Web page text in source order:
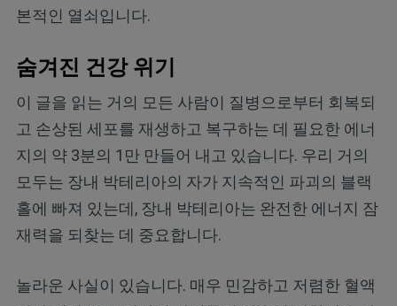
본적인 열쇠입니다.
숨겨진 건강 위기
이 글을 읽는 거의 모든 사람이 질병으로부터 회복되
고 손상된 세포를 재생하고 복구하는 데 필요한 에너
지의 약 3분의 1만 만들어 내고 있습니다. 우리 거의
모두는 장내 박테리아의 자가 지속적인 파괴의 블랙
홀에 빠져 있는데, 장내 박테리아는 완전한 에너지 잠
재력을 되찾는 데 중요합니다.
놀라운 사실이 있습니다. 매우 민감하고 저렴한 혈액